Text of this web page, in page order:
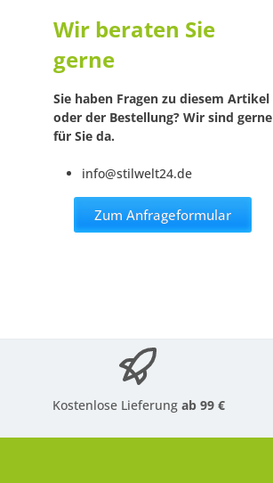
Wir beraten Sie
gerne
Sie haben Fragen zu diesem Artikel
oder der Bestellung? Wir sind gerne
für Sie da.
info@stilwelt24.de
Zum Anfrageformular
Kostenlose Lieferungab 99 €